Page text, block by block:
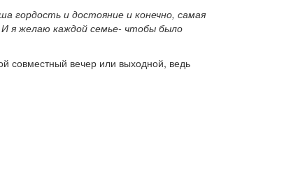
гордость и достояние и конечно, самая
И я желаю каждой семье- чтобы было
совместный вечер или выходной, ведь